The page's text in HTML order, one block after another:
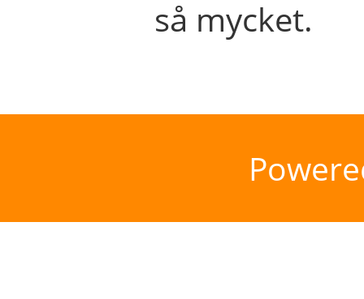
så mycket.